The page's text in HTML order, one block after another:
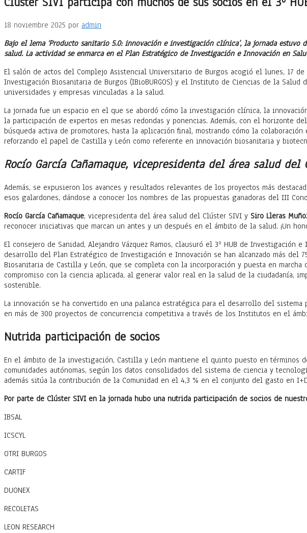
18 noviembre 2025 por admin
Bajo el lema ‘Producto sanitario 5.0: innovación e investigación clínica’, la jornada
salud. La actividad se enmarca en el Plan Estratégico de Investigación e Innovación en
El salón de actos del Complejo Asistencial Universitario de Burgos acogió el lunes, 17
Investigación Biosanitaria de Burgos (IBioBURGOS) y el Instituto de Ciencias de la
universidades y empresas vinculadas a la salud.
La jornada fue un espacio en el que se abordó cómo la investigación clínica, la
la participación de expertos en mesas redondas y ponencias. Además, con el horizonte
búsqueda activa de promotores, hasta la aplicación final, mostrando cómo la
reforzando el papel de Castilla y León como referente en innovación biosanitaria y
Rocío García Cañamaque, vicepresidenta del área salud
Además, se expusieron los avances y resultados relevantes de los proyectos más
esos galardones, dándose a conocer los nombres de las propuestas ganadoras del III
Rocío García Cañamaque, vicepresidenta del área salud del Clúster SIVI y Siro Lleras
reconocer iniciativas que marcan un antes y un después en el ámbito de la salud. ¡Un
El consejero de Sanidad, Alejandro Vázquez Ramos, clausuró el 3º HUB de
desarrollo del Plan Estratégico de Investigación e Innovación se han alcanzado más del
Biosanitaria de Castilla y León, que se completa con la incorporación y puesta en
compromiso con la ciencia aplicada, al generar valor real en la salud de la ciudadanía,
sostenible.
La innovación se ha convertido en una palanca estratégica para el desarrollo del
en más de 300 proyectos de concurrencia competitiva a través de los Institutos en el
Nutrida participación de socios
En el ámbito de la investigación, Castilla y León mantiene el quinto puesto en términos
comunidades autónomas, según los datos consolidados del sistema de ciencia y
además sitúa la contribución de la Comunidad en el 4,3 % en el conjunto del gasto en
Por parte de Clúster SIVI en la jornada hubo una nutrida participación de socios de
IBSAL
ICSCYL
OTRI BURGOS
CARTIF
DUONEX
RECOLETAS
LEON RESEARCH